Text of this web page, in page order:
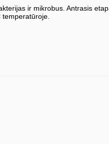
ir mikrobus. Antrasis